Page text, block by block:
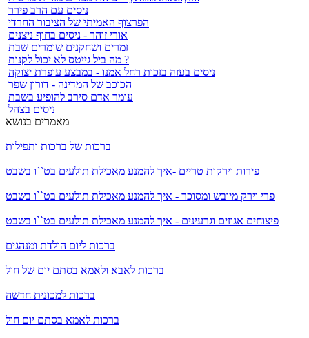
ניסים עם הרב פירר
הפרצוף האמיתי של הציבור החרדי
אורי זוהר - ניסים בחוף ניצנים
זמרים ושחקנים שומרים שבת
מה ביל גייטס לא יכול לקנות ?
ניסים בעזה בזכות רחל אמנו - במבצע עופרת יצוקה
הכוכב של המדינה - דורון שפר
עומר אדם סירב להופיע בשבת
ניסים בצהל
מאמרים בנושא
ברכות של ברכות ותפילות
פירות וירקות טריים -איך להמנע מאכילת תולעים בט``ו בשבט
פרי וירק מיובש ומסוכר - איך להמנע מאכילת תולעים בט``ו בשבט
פיצוחים אגוזים וגרעינים - איך להמנע מאכילת תולעים בט``ו בשבט
ברכות ליום הולדת ומנהגים
ברכות לאבא ולאמא בסתם יום של חול
ברכות למכונית חדשה
ברכות לאמא בסתם יום חול